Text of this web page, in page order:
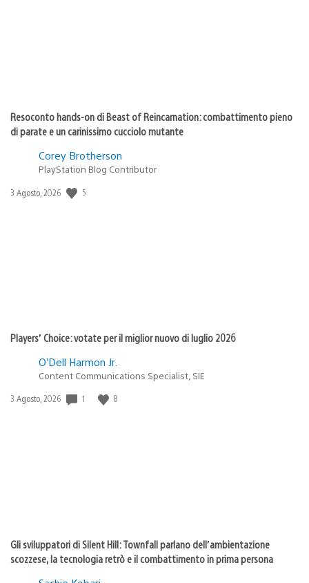
Resoconto hands-on di Beast of Reincarnation: combattimento pieno
di parate e un carinissimo cucciolo mutante
Corey Brotherson
PlayStation Blog Contributor
Data
3 Agosto, 2026 5
Players’ Choice: votate per il miglior nuovo di luglio 2026
O’Dell Harmon Jr.
Content Communications Specialist, SIE
Data
3 Agosto, 2026 1 8
Gli sviluppatori di Silent Hill: Townfall parlano dell’ambientazione
scozzese, la tecnologia retrò e il combattimento in prima persona